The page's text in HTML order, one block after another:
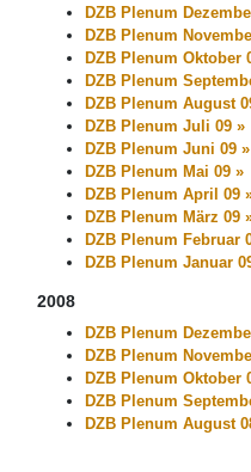
DZB Plenum
DZB Plenum
DZB Plenum Oktober
DZB Plenum
DZB Plenum August
DZB Plenum Juli 09 »
DZB Plenum Juni 09 »
DZB Plenum Mai 09 »
DZB Plenum April 09
DZB Plenum März 09
DZB Plenum Februar
DZB Plenum Januar
2008
DZB Plenum
DZB Plenum
DZB Plenum Oktober
DZB Plenum
DZB Plenum August